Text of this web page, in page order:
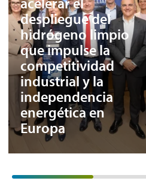
despliegue del
hidrógeno limpio
que impulse la
competitividad
industrial y la
independencia
energética en
Europa